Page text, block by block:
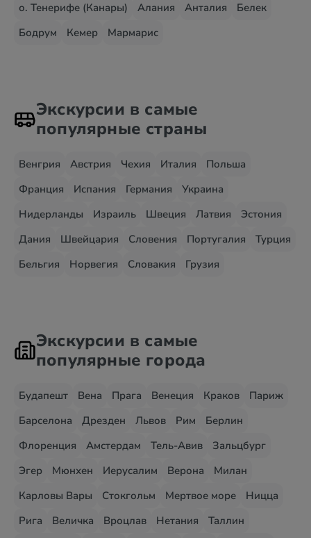
о. Тенерифе (Канары)
Алания Анталия
Белек
Бодрум
Кемер Мармарис
Экскурсии в самые
популярные страны
Венгрия Австрия Чехия Италия
Польша
Франция
Испания Германия
Украина
Нидерланды
Израиль Швеция Латвия
Эстония
Дания
Швейцария Словения Португалия
Турция
Бельгия
Норвегия Словакия Грузия
Экскурсии в самые
популярные города
Будапешт Вена Прага Венеция Краков
Париж
Барселона
Дрезден Львов Рим
Берлин
Флоренция
Амстердам Тель-Авив
Зальцбург
Эгер
Мюнхен Иерусалим Верона
Милан
Карловы Вары
Стокгольм Мертвое море
Ницца
Рига
Величка Вроцлав Нетания
Таллин